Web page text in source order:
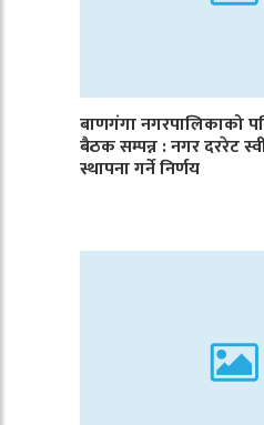
बाणगंगा नगरपालिकाको
बैठक सम्पन्न : नगर दररेट
स्थापना गर्ने निर्णय